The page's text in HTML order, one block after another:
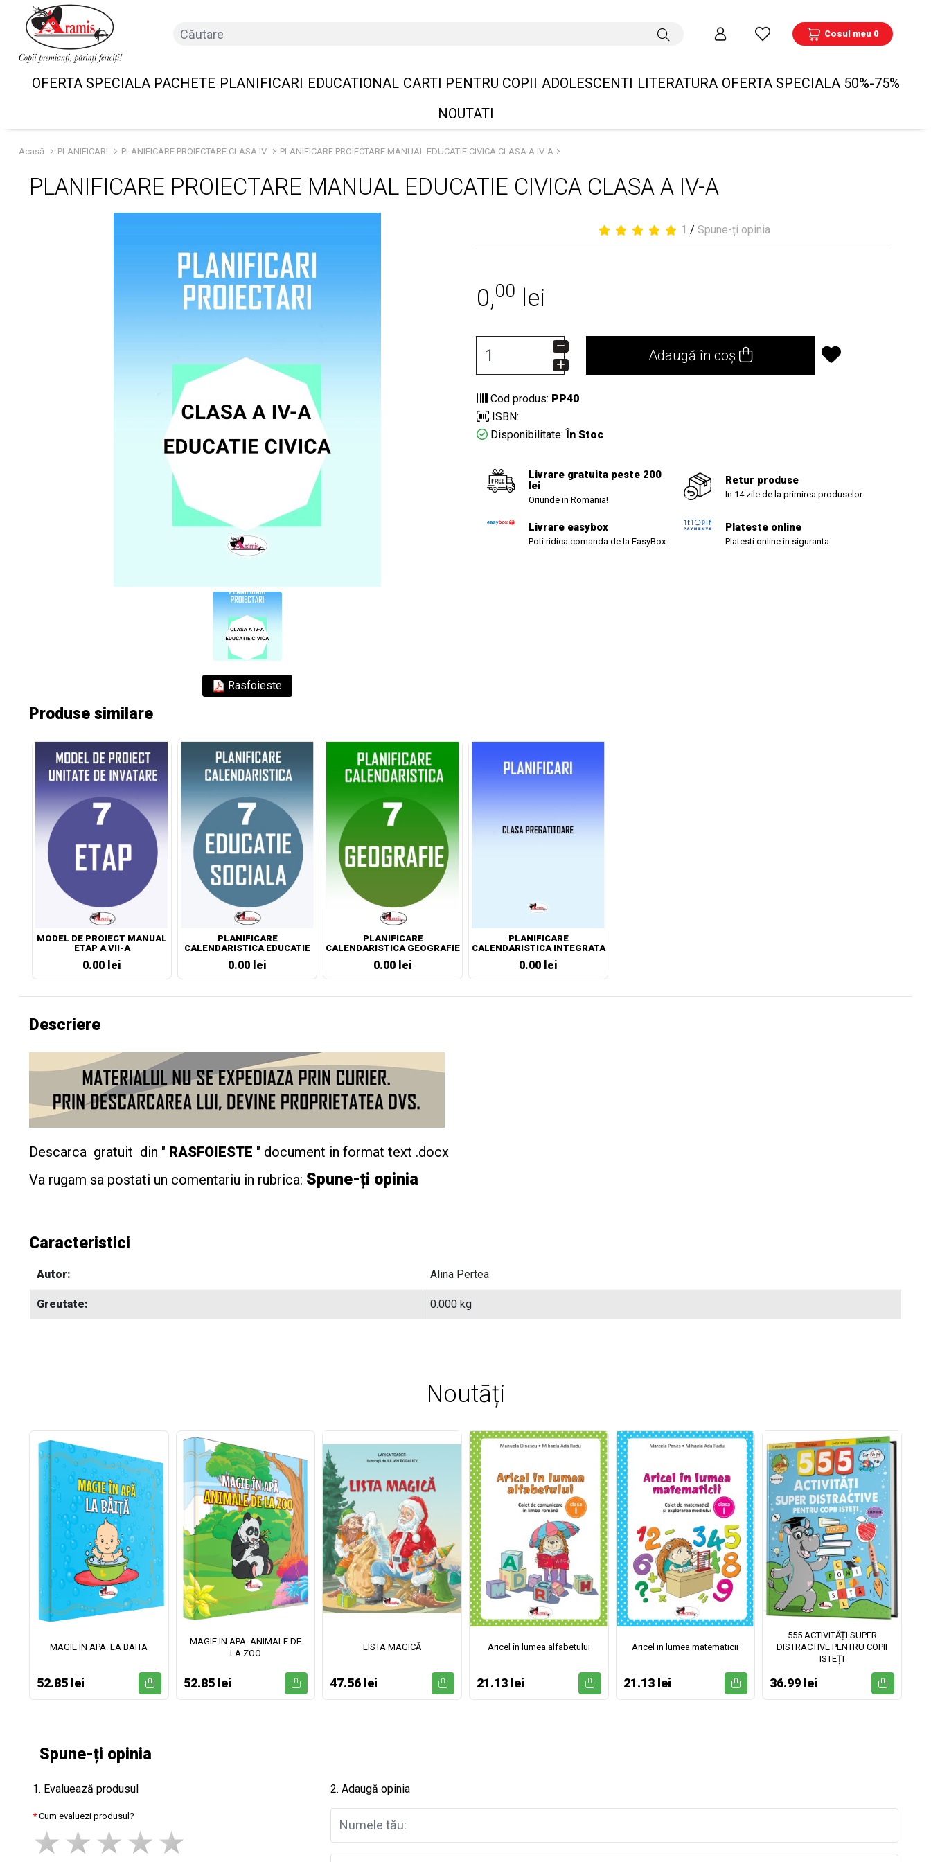
Cosul meu 0
OFERTA SPECIALA PACHETE PLANIFICARI EDUCATIONAL CARTI PENTRU COPII ADOLESCENTI LITERATURA OFERTA SPECIALA 50%-75%
NOUTATI
Acasă PLANIFICARI PLANIFICARE PROIECTARE CLASA IV PLANIFICARE PROIECTARE MANUAL EDUCATIE CIVICA CLASA A IV-A
PLANIFICARE PROIECTARE MANUAL EDUCATIE CIVICA CLASA A IV-A
Rasfoieste
1 / Spune-ți opinia
0,00 lei
Adaugă în coș
Cod produs: PP40
ISBN:
Disponibilitate: În Stoc
Livrare gratuita peste 200
lei
Oriunde in Romania!
Retur produse
In 14 zile de la primirea produselor
Livrare easybox
Poti ridica comanda de la EasyBox
Plateste online
Platesti online in siguranta
Produse similare
MODEL DE PROIECT MANUAL
ETAP A VII-A
0.00 lei
PLANIFICARE
CALENDARISTICA EDUCATIE
SOCIALA CLASA A VII-A
0.00 lei
PLANIFICARE
CALENDARISTICA GEOGRAFIE
CLASA A VII-A
0.00 lei
PLANIFICARE
CALENDARISTICA INTEGRATA
CLASA PREGATITOARE
0.00 lei
Descriere
Descarca gratuit din " RASFOIESTE " document in format text .docx
Va rugam sa postati un comentariu in rubrica: Spune-ți opinia
Caracteristici
Autor: Alina Pertea
Greutate: 0.000 kg
Noutāți
MAGIE IN APA. LA BAITA
52.85 lei
MAGIE IN APA. ANIMALE DE
LA ZOO
52.85 lei
LISTA MAGICĂ
47.56 lei
Aricel în lumea alfabetului
21.13 lei
Aricel in lumea matematicii
21.13 lei
555 ACTIVITĂȚI SUPER
DISTRACTIVE PENTRU COPII
ISTEȚI
36.99 lei
Spune-ți opinia
1. Evaluează produsul
Cum evaluezi produsul?
2. Adaugă opinia